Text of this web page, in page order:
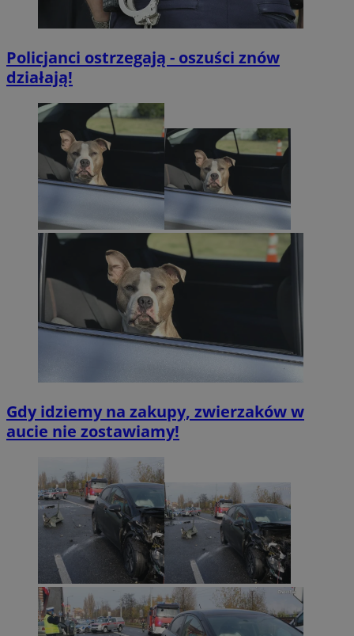
Policjanci ostrzegają - oszuści znów
działają!
Gdy idziemy na zakupy, zwierzaków w
aucie nie zostawiamy!